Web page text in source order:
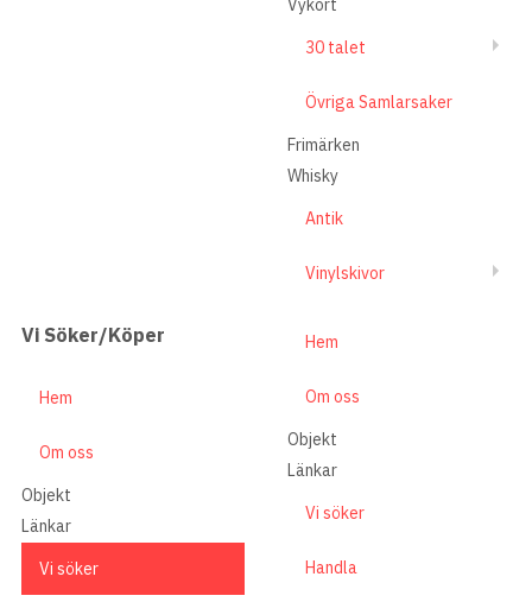
Vykort
30 talet
Övriga Samlarsaker
Frimärken
Whisky
Antik
Vinylskivor
Vi Söker/Köper
Hem
Om oss
Objekt
Länkar
Vi söker
Hem
Om oss
Objekt
Länkar
Vi söker
Handla